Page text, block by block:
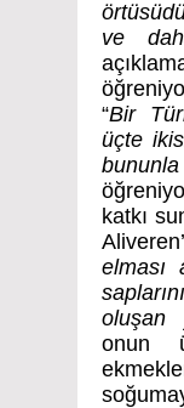
ve
“Bir
üçte
katkı
elması
oluşan
onun